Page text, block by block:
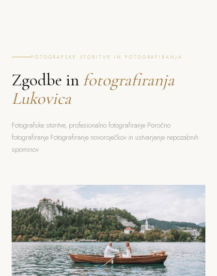
FOTOGRAFSKE STORITVE IN FOTOGRAFIRANJA
Zgodbe in fotografiranja
Lukovica
Fotografske storitve, profesionalno fotografiranje Poročno
fotografiranje Fotografiranje novoroječkov in ustvarjanje nepozabnih
spominov